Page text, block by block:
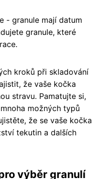
- granule mají datum
granule, které
kroků při skladování
že vaše kočka
stravu. Pamatujte si,
možných typů
že se vaše kočka
tekutin a dalších
výběr granulí